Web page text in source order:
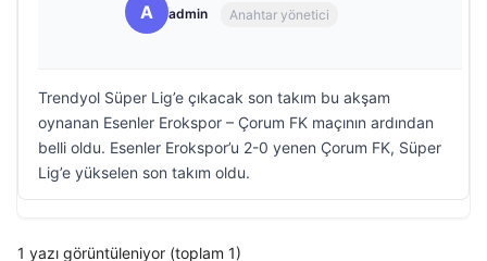
A admin Anahtar yönetici
Trendyol Süper Lig’e çıkacak son takım bu akşam
oynanan Esenler Erokspor – Çorum FK maçının ardından
belli oldu. Esenler Erokspor’u 2-0 yenen Çorum FK, Süper
Lig’e yükselen son takım oldu.
1 yazı görüntüleniyor (toplam 1)